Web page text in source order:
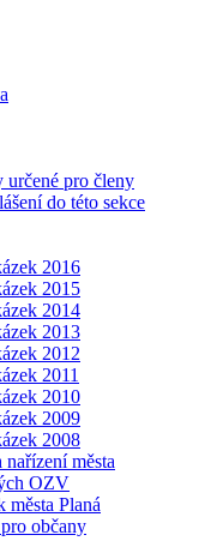
určené pro členy
do této sekce
2016
2015
2014
2013
2012
2011
2010
2009
2008
města
OZV
města Planá
občany